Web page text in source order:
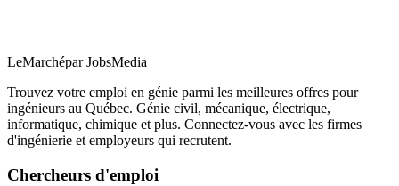
LeMarchépar JobsMedia
Trouvez votre emploi en génie parmi les meilleures offres pour
ingénieurs au Québec. Génie civil, mécanique, électrique,
informatique, chimique et plus. Connectez-vous avec les firmes
d'ingénierie et employeurs qui recrutent.
Chercheurs d'emploi